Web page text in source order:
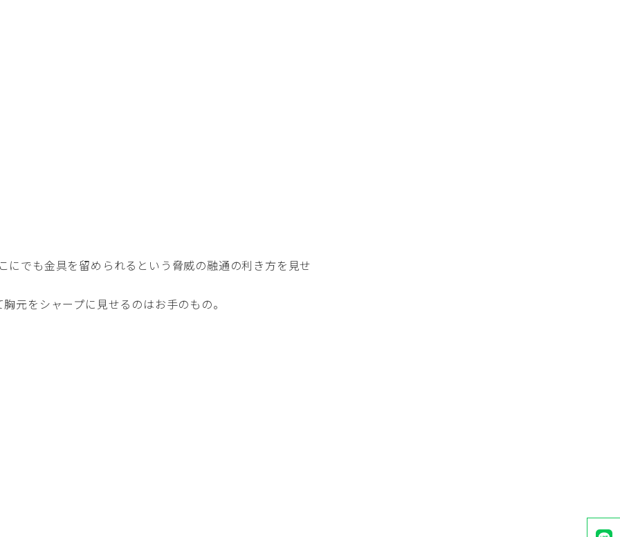
にでも金具を留められるという脅威の融通の利き方を見せ
元をシャープに見せるのはお手のもの。